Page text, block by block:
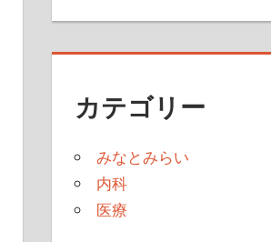
カテゴリー
みなとみらい
内科
医療